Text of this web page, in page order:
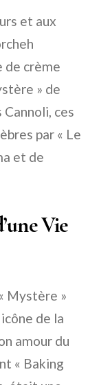
et aux
de crème
» de
ces
par « Le
et de
Vie
Mystère »
de la
amour du
« Baking